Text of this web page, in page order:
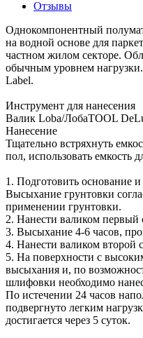
Отзывы
Однокомпонентный
на водной основе для
частном жилом секторе.
обычным уровнем
Label.
Инструмент для нанесения
Валик Loba/ЛобаTOOL
Нанесение
Тщательно встряхнуть
пол, использовать емкость
1. Подготовить основание
Высыхание грунтовки
применении грунтовки.
2. Нанести валиком
3. Высыхание 4-6 часов,
4. Нанести валиком
5. На поверхности с
высыхания и, по
шлифовки необходимо
По истечении 24 часов
подвергнуто легким
достигается через 5 суток.